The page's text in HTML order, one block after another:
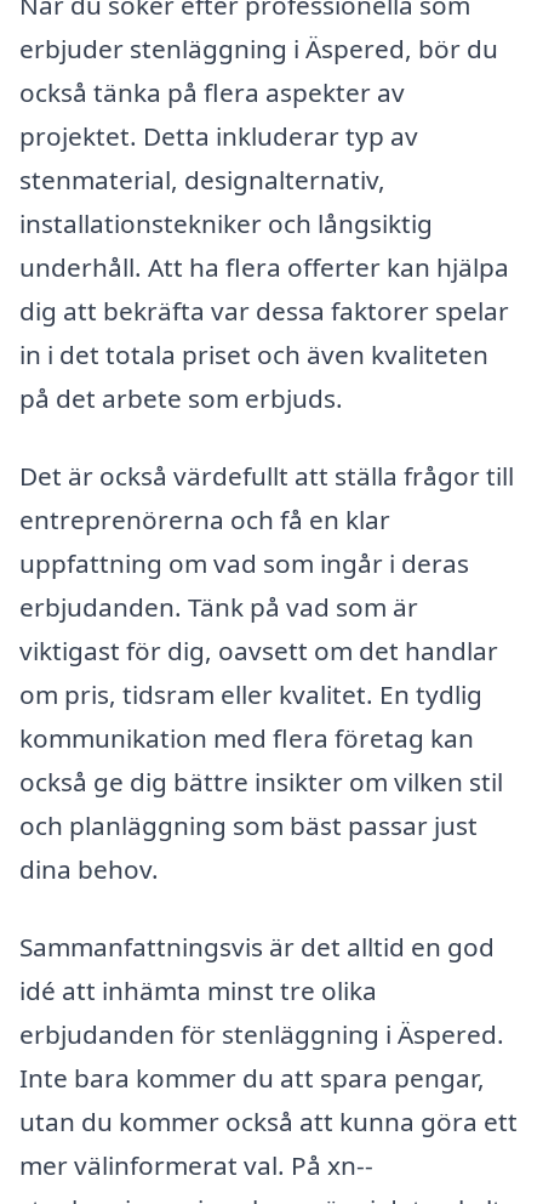
erbjuder stenläggning i Äspered, bör du
också tänka på flera aspekter av
projektet. Detta inkluderar typ av
stenmaterial, designalternativ,
installationstekniker och långsiktig
underhåll. Att ha flera offerter kan hjälpa
dig att bekräfta var dessa faktorer spelar
in i det totala priset och även kvaliteten
på det arbete som erbjuds.
Det är också värdefullt att ställa frågor till
entreprenörerna och få en klar
uppfattning om vad som ingår i deras
erbjudanden. Tänk på vad som är
viktigast för dig, oavsett om det handlar
om pris, tidsram eller kvalitet. En tydlig
kommunikation med flera företag kan
också ge dig bättre insikter om vilken stil
och planläggning som bäst passar just
dina behov.
Sammanfattningsvis är det alltid en god
idé att inhämta minst tre olika
erbjudanden för stenläggning i Äspered.
Inte bara kommer du att spara pengar,
utan du kommer också att kunna göra ett
mer välinformerat val. På xn--